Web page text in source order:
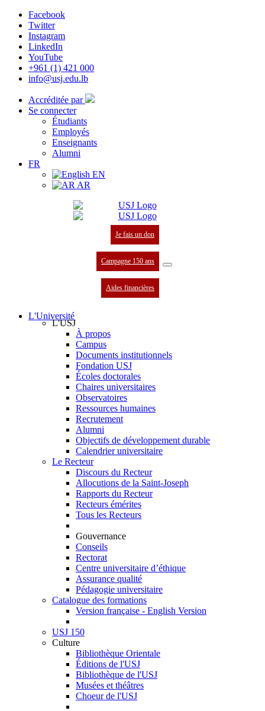
Facebook
Twitter
Instagram
LinkedIn
YouTube
+961 (1) 421 000
info@usj.edu.lb
Accréditée par
Se connecter
Étudiants
Employés
Enseignants
Alumni
FR
EN
AR
Je fais un don
Campagne 150 ans
Aides financières
L'Université
L'USJ
À propos
Campus
Documents institutionnels
Fondation USJ
Écoles doctorales
Chaires universitaires
Observatoires
Ressources humaines
Recrutement
Alumni
Objectifs de développement durable
Calendrier universitaire
Le Recteur
Discours du Recteur
Allocutions de la Saint-Joseph
Rapports du Recteur
Recteurs émérites
Tous les Recteurs
Gouvernance
Conseils
Rectorat
Centre universitaire d’éthique
Assurance qualité
Pédagogie universitaire
Catalogue des formations
Version française - English Version
USJ 150
Culture
Bibliothèque Orientale
Éditions de l'USJ
Bibliothèque de l'USJ
Musées et théâtres
Choeur de l'USJ